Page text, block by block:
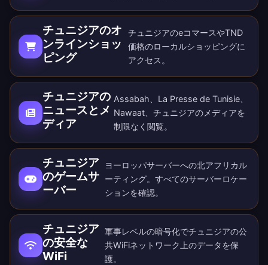
チュニジアのオ
ンラインショッ
ピング
チュニジアのeコマースやTND
価格のローカルショッピングに
アクセス。
チュニジアの
ニュースとメ
ディア
Assabah、La Presse de Tunisie、
Nawaat、チュニジアのメディアを
制限なく閲覧。
チュニジア
のゲームサ
ーバー
ヨーロッパサーバーへの北アフリカル
ーティング。すべてのサーバーロケー
ションを確認。
チュニジア
の安全な
WiFi
軍事レベルの暗号化でチュニジアの公
共WiFiネットワーク上のデータを保
護。